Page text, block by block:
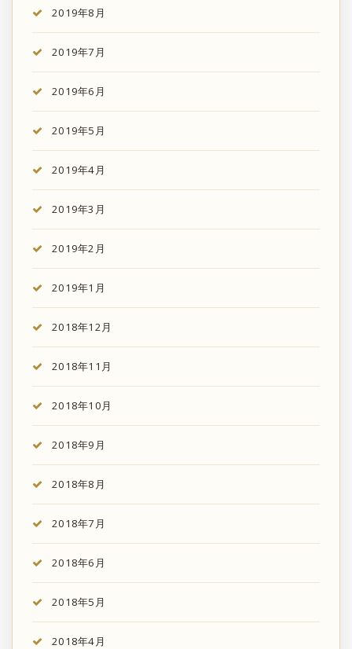
2019年8月
2019年7月
2019年6月
2019年5月
2019年4月
2019年3月
2019年2月
2019年1月
2018年12月
2018年11月
2018年10月
2018年9月
2018年8月
2018年7月
2018年6月
2018年5月
2018年4月